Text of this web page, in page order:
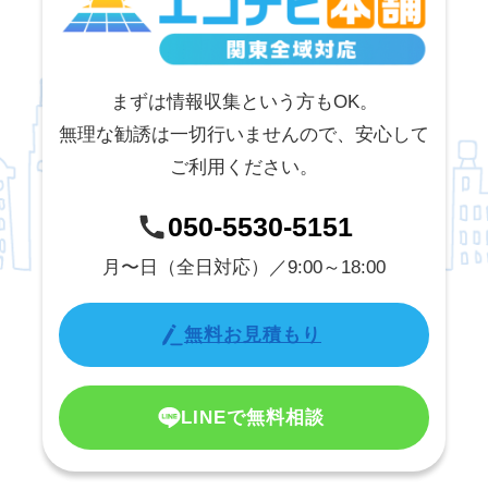
まずは情報収集という方もOK。
無理な勧誘は一切行いませんので、安心して
ご利用ください。
050-5530-5151
月〜日（全日対応）／9:00～18:00
無料お見積もり
LINEで無料相談